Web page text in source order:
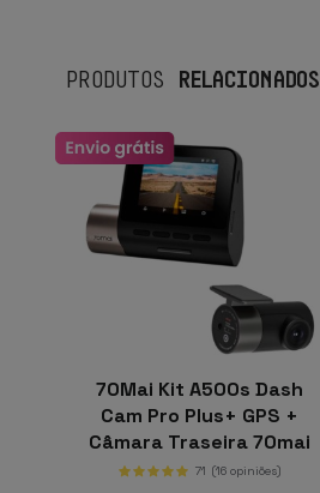
PRODUTOS RELACIONADOS
70Mai Kit A500s Dash
Cam Pro Plus+ GPS +
Câmara Traseira 70mai
RC06
71 (16 opiniões)